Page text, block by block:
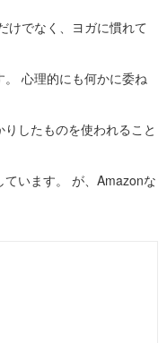
けでなく、ヨガに慣れて
心理的にも何かに委ね
したものを使われること
います。 が、Amazonな